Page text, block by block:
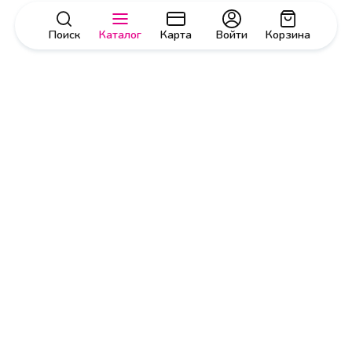
Поиск Каталог Карта Корзина
Войти